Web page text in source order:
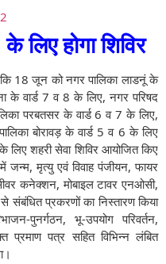
लिए होगा शिविर
18 जून को नगर पालिका लाडनूं के
के वार्ड 7 व 8 के लिए, नगर परिषद
परबतसर के वार्ड 6 व 7 के लिए,
बोरावड़ के वार्ड 5 व 6 के लिए
लिए शहरी सेवा शिविर आयोजित किए
में जन्म, मृत्यु एवं विवाह पंजीयन, फायर
कनेक्शन, मोबाइल टावर एनओसी,
संबंधित प्रकरणों का निस्तारण किया
पुनर्गठन, भू-उपयोग परिवर्तन,
प्रमाण पत्र सहित विभिन्न लंबित